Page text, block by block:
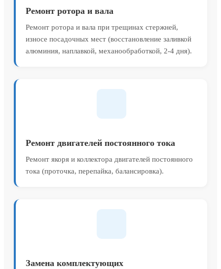
Ремонт ротора и вала
Ремонт ротора и вала при трещинах стержней,
износе посадочных мест (восстановление заливкой
алюминия, наплавкой, механообработкой, 2-4 дня).
Ремонт двигателей постоянного тока
Ремонт якоря и коллектора двигателей постоянного
тока (проточка, перепайка, балансировка).
Замена комплектующих